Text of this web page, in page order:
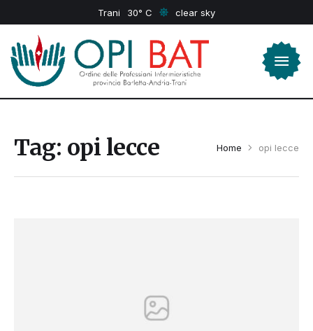
Trani 30 clear sky
Tag: opi lecce Home opi lecce